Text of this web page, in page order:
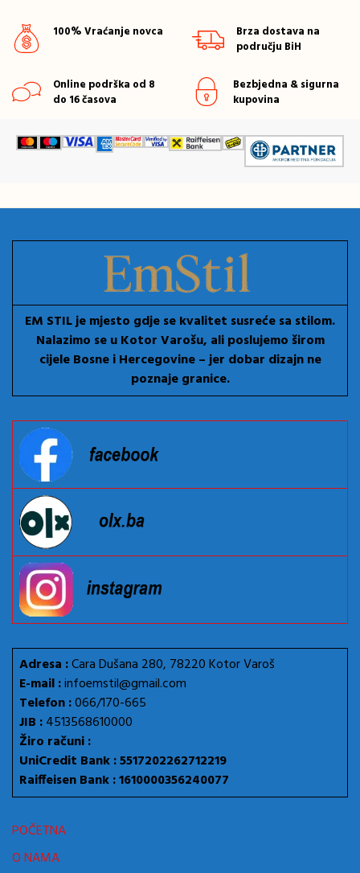
100% Vraćanje novca
Brza dostava na
području BiH
Online podrška od 8
do 16 časova
Bezbjedna & sigurna
kupovina
EM STIL je mjesto gdje se kvalitet susreće sa stilom.
Nalazimo se u Kotor Varošu, ali poslujemo širom
cijele Bosne i Hercegovine – jer dobar dizajn ne
poznaje granice.
Adresa :Cara Dušana 280, 78220 Kotor Varoš
E-mail :infoemstil@gmail.com
Telefon :066/170-665
JIB :4513568610000
Žiro računi :
UniCredit Bank : 5517202262712219
Raiffeisen Bank : 1610000356240077
POČETNA
O NAMA